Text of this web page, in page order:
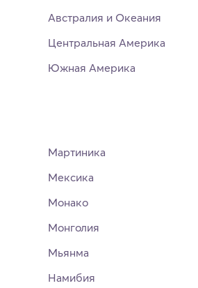
Австралия и Океания
Центральная Америка
Южная Америка
Мартиника
Мексика
Монако
Монголия
Мьянма
Намибия